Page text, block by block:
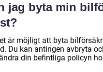
jag byta min
är möjligt att byta
Du kan antingen avbryta
din befintliga policyn